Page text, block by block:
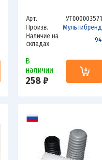
Арт.
УТ000003571
Произв.
Мультибренд
Наличие на
складах
94
В
наличии
258 ₽